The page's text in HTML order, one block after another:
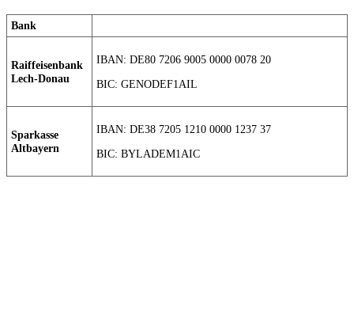
Bank
Raiffeisenbank
Lech-Donau
IBAN: DE80 7206 9005 0000 0078 20
BIC: GENODEF1AIL
Sparkasse
Altbayern
IBAN: DE38 7205 1210 0000 1237 37
BIC: BYLADEM1AIC